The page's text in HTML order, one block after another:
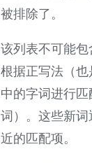
被排除了。
该列表不可能
根据正写法（
中的字词进行
词）。这些新
近的匹配项。